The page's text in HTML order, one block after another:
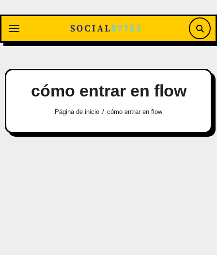
contenido
cómo entrar en flow
Página de inicio cómo entrar en flow